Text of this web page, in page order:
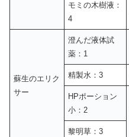
モミの木樹液：
4
蘇生のエリク
サー
澄んだ液体試
薬：1
精製水：3
HPポーション
小：2
黎明草：3